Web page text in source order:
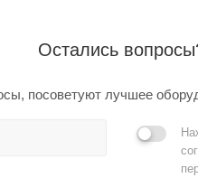
Остались
посоветуют лучшее